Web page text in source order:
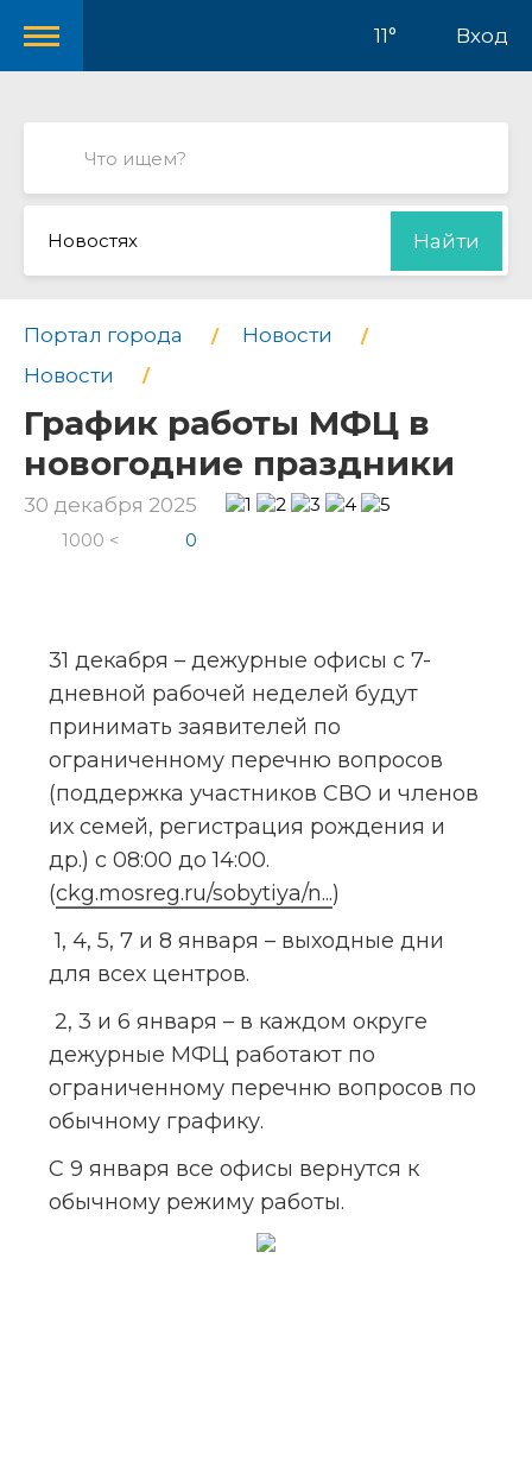
11° Вход
Новостях Найти
Портал города
Новости
Новости
График работы МФЦ в
новогодние праздники
30 декабря 2025
1000 < 0
31 декабря – дежурные офисы с 7-
дневной рабочей неделей будут
принимать заявителей по
ограниченному перечню вопросов
(поддержка участников СВО и членов
их семей, регистрация рождения и
др.) с 08:00 до 14:00.
(ckg.mosreg.ru/sobytiya/n...)
1, 4, 5, 7 и 8 января – выходные дни
для всех центров.
дежурные МФЦ работают по
ограниченному перечню вопросов по
обычному графику.
С 9 января все офисы вернутся к
обычному режиму работы.